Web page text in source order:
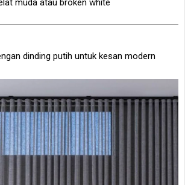
muda atau broken white
dinding putih untuk kesan modern